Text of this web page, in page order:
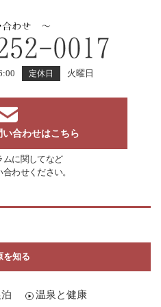
定休日 火曜日
い合わせはこちら
ムに関してなど
わせください。
を知る
温泉と健康